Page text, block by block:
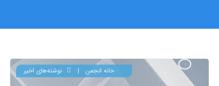
خانه انجمن | نوشته‌های اخیر